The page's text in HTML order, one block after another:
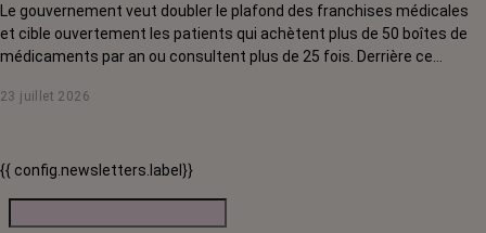
Le gouvernement veut doubler le plafond des franchises médicales
et cible ouvertement les patients qui achètent plus de 50 boîtes de
médicaments par an ou consultent plus de 25 fois. Derrière ce
chroniques, et en premier lieu les personnes touchées par un cancer,
23 juillet 2026
{{ config.newsletters.label}}